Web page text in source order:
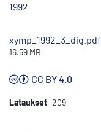
1992
xymp_1992_3_dig.pdf
16.59 MB
CC BY 4.0
Lataukset 209